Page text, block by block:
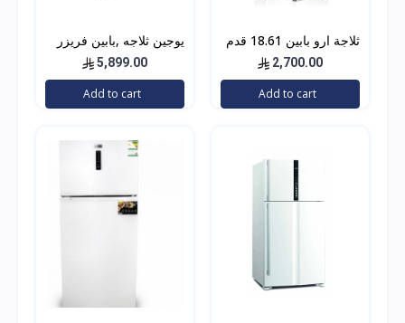
ثلاجة ارو بابين 18.61 قدم
2,700.00
Add to cart
يوجين ثلاجه ,بابين فريزر
5,899.00
Add to cart